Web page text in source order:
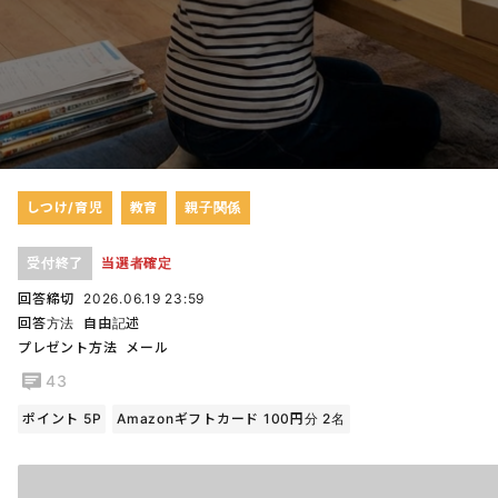
しつけ/育児 教育 親子関係
受付終了 当選者確定
回答締切
2026.06.19 23:59
回答方法
自由記述
プレゼント方法
メール
43
ポイント 5P Amazonギフトカード 100円分 2名